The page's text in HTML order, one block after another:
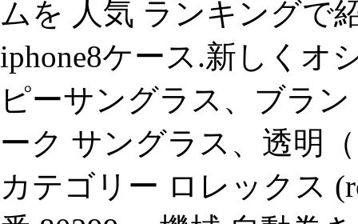
ムを 人気 ランキングで
iphone8ケース.新しくオ
ピーサングラス、ブラ
ーク サングラス、透明
カテゴリー ロレックス